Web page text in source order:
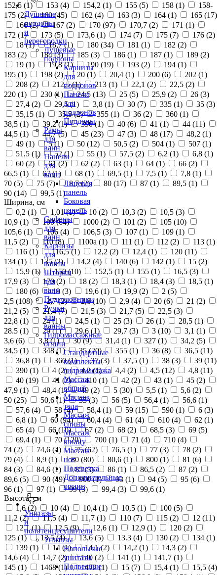
Душевые
поддоны
и
перегородки
Душевые
поддоны
Карнизы
для
поддонов
Панели
для
поддонов
Поддоны
Рамы
для
ванн
Панели
для
ванн
Лицевая
панель
Боковая
панель
Сифоны
для
ванн
Карнизы
для
ванны
Шторки
для
ванн
Подголовники
Ручки
для
ванны
Гидромассажные
опции
Стандартные
комплекты
гидромассажа
Массаж
общий
Массаж
тела
Массаж
спины
Массаж
шиацу
Массаж
ног
Подсветка
Дополнительные
опции
Унитазы
и
полотенцесушители
Унитазы
Напольные
унитазы
Подвесные
152,5 (1) 153 (4) 154,2 (1) 155 (5) 158 (1)
158-
175 (2) 160 (45) 162 (4) 163 (3) 164 (1) 165 (17)
166 (2) 167 (2) 170 (97) 170,7 (2) 171 (1)
172 (1) 173 (5) 173,6 (1) 174 (7) 175 (7) 176 (2)
18 (1) 18,7 (1) 180 (34) 181 (1) 182 (2)
183 (2) 184 (3) 185 (3) 186 (1) 187 (1) 189 (2)
19 (1) 19,8 (1) 190 (19) 193 (2) 194 (1)
195 (1) 198 (2) 20 (1) 20,4 (1) 200 (6) 202 (1)
208 (2) 212,5 (1) 213 (1) 22,1 (2) 22,5 (2)
220 (1) 230 (1) 24,5 (13) 25 (5) 25,9 (2) 26 (3)
27,4 (2) 29,5 (1) 3,8 (1) 30 (7) 335 (1) 35 (3)
35,15 (1) 35,5 (2) 355 (1) 36 (2) 360 (1)
38,5 (1) 39,2 (1) 390 (1) 40 (6) 41 (1) 44 (11)
44,5 (1) 44,7 (5) 45 (23) 47 (3) 48 (17) 48,2 (1)
49 (1) 5 (1) 50 (12) 50,5 (2) 504 (1) 507 (1)
51,5 (1) 52 (1) 55 (1) 57,5 (2) 6,2 (1) 6,8 (1)
60 (2) 61 (2) 62 (2) 63 (1) 64 (1) 66 (2)
66,5 (1) 67 (1) 68 (1) 69,5 (1) 7,5 (1) 7,8 (1)
70 (5) 75 (7) 8,7 (2) 80 (17) 87 (1) 89,5 (1)
90 (14) 99,5 (1)
Ширина, см
0,2 (1) 1,01 (1) 10 (2) 10,3 (2) 10,5 (3)
10,9 (1) 100 (64) 1000 (2) 101 (2) 105 (10)
105,6 (1) 106 (4) 106,5 (3) 107 (1) 109 (1)
11,5 (2) 110 (8) 1100а (1) 111 (1) 112 (2) 113 (1)
116 (1) 116,5 (1) 12,2 (2) 12,4 (1) 120 (11)
134 (1) 135 (2) 14,2 (4) 140 (6) 142 (1) 15 (2)
15,9 (1) 150 (10) 152,5 (1) 155 (1) 16,5 (3)
17,9 (3) 170 (2) 18 (2) 18,3 (1) 18,4 (3) 18,5 (1)
180 (6) 19 (3) 19,6 (1) 19,9 (2) 2 (5)
2,5 (108) 2,7 (2) 2,8 (10) 2,9 (4) 20 (6) 21 (2)
21,2 (5) 21,4 (7) 21,5 (3) 21,7 (5) 22,5 (3)
22,8 (1) 24 (1) 24,5 (1) 25 (3) 26 (1) 28,5 (1)
28.5 (1) 29 (1) 29,6 (1) 29,7 (3) 3 (10) 3,1 (1)
3,6 (6) 3,8 (1) 30 (9) 31,4 (1) 327 (1) 34,2 (5)
34,5 (1) 348 (1) 35 (20) 355 (1) 36 (8) 36,5 (11)
36,8 (1) 360 (1) 37 (3) 37,5 (1) 38 (3) 39 (11)
390 (1) 4 (2) 4,2 (1) 4,4 (2) 4,5 (12) 4,8 (11)
40 (19) 41 (2) 410 (1) 42 (2) 43 (1) 45 (2)
47,9 (1) 48,4 (1) 49 (2) 5 (30) 5,5 (1) 5,6 (2)
50 (25) 50,6 (1) 55 (3) 56 (5) 56,4 (1) 56,6 (1)
57,6 (4) 58 (4) 58,4 (1) 59 (15) 590 (1) 6 (3)
6,8 (1) 60 (94) 60,4 (4) 61 (4) 610 (4) 62 (1)
65 (4) 66 (10) 67 (2) 68 (2) 68,5 (3) 69 (5)
69,4 (1) 70 (120) 700 (1) 71 (4) 710 (4)
74 (2) 74,6 (4) 75 (62) 76,5 (1) 77 (3) 78 (2)
79 (4) 8,9 (1) 80 (80) 80,6 (1) 800 (1) 81 (6)
84 (3) 84,6 (1) 85 (3) 86 (1) 86,5 (2) 87 (2)
89,6 (5) 90 (49) 900 (1) 93 (1) 94 (5) 95 (6)
96 (1) 97 (1) 99 (3) 99,4 (3) 99,6 (1)
Высота, см
1,6 (2) 10 (4) 10,4 (1) 10,5 (1) 100 (5)
11,2 (2) 11,5 (4) 11,7 (1) 110 (7) 115 (2) 12 (11)
12,1 (1) 12,5 (9) 12,6 (1) 12,9 (1) 120 (2)
125 (1) 13,5 (4) 13,6 (5) 13.3 (4) 130 (2) 134 (1)
139 (1) 14 (1) 14,1 (2) 14,2 (1) 14,3 (2)
14,6 (4) 14,7 (2) 140 (2) 141 (1) 141,7 (1)
145 (1) 1468 (1) 1472 (1) 15 (7) 15,4 (1) 15,5 (4)